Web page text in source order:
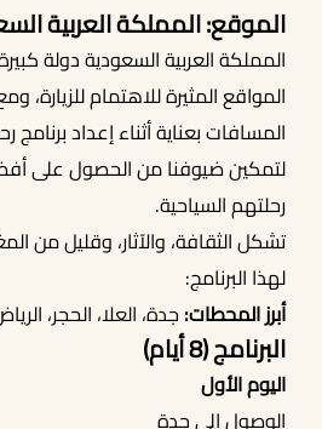
أحجز الان
الموقع: المملكة العربية
المملكة العربية السعودية دولة
المواقع المثيرة للاهتمام للزيارة،
المسافات بعناية أثناء إعداد
لتمكين ضيوفنا من الحصول على
رحلتهم السياحية.
تشكل الثقافة، والآثار، وقليل من
لهذا البرنامج:
أبرز المحطات: جدة، العلا، الحجر،
البرنامج (8 أيام)
اليوم الأول
الوصول إلى جدة